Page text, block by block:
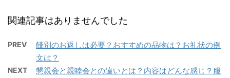
関連記事はありませんでした
PREV
餞別のお返しは必要？おすすめの品物は？お礼状の例
文は？
NEXT
懇親会と親睦会との違いとは？内容はどんな感じ？服